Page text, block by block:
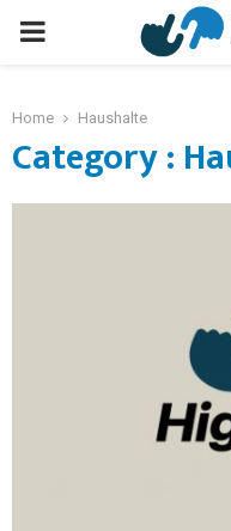
Home Haushalte
Category :